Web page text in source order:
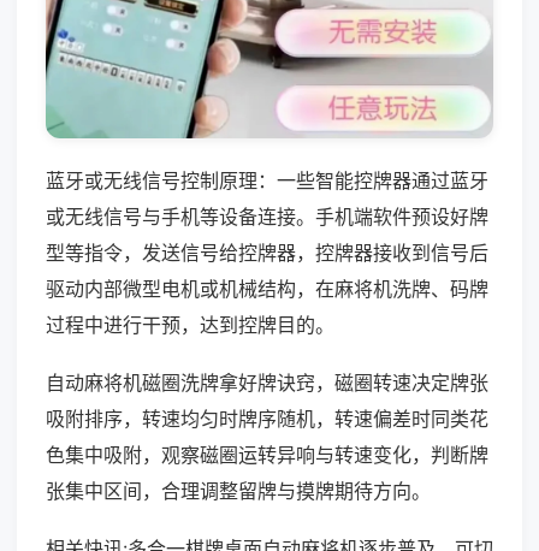
蓝牙或无线信号控制原理：一些智能控牌器通过蓝牙
或无线信号与手机等设备连接。手机端软件预设好牌
型等指令，发送信号给控牌器，控牌器接收到信号后
驱动内部微型电机或机械结构，在麻将机洗牌、码牌
过程中进行干预，达到控牌目的。
自动麻将机磁圈洗牌拿好牌诀窍，磁圈转速决定牌张
吸附排序，转速均匀时牌序随机，转速偏差时同类花
色集中吸附，观察磁圈运转异响与转速变化，判断牌
张集中区间，合理调整留牌与摸牌期待方向。